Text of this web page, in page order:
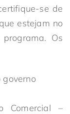
se de
estejam no
Os
Comercial –